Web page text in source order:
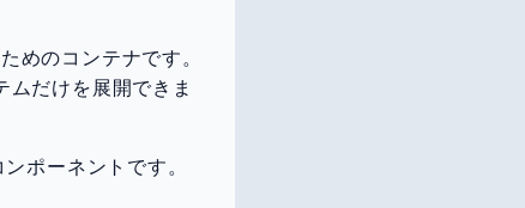
めのコンテナです。
ムだけを展開できま
ポーネントです。